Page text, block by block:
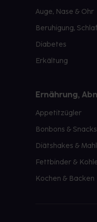
Auge, Nase & Ohr
Beruhigung,
Diabetes
Erkältung
Ernährung,
Appetitzügler
Bonbons & Snacks
Diätshakes &
Fettbinder &
Kochen & Backen